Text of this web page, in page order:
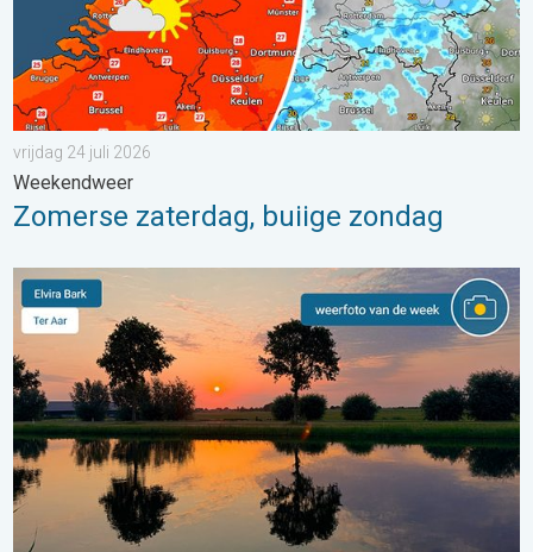
vrijdag 24 juli 2026
Weekendweer
Zomerse zaterdag, buiige zondag
De weerfoto van de week. Weer&Radar uploader. . . zaterdag